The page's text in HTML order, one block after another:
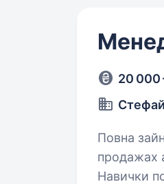
20 000
Повна
продажах або розвитку
Навички